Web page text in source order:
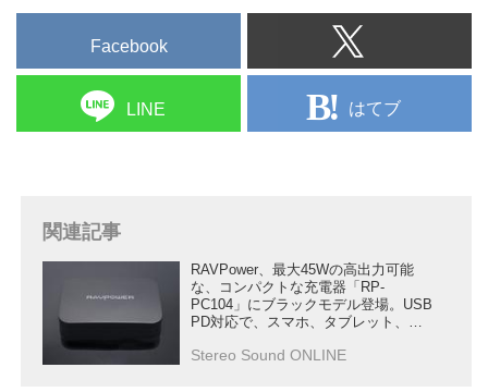
Facebook
LINE はてブ
関連記事
RAVPower、最大45Wの高出力可能
な、コンパクトな充電器「RP-
PC104」にブラックモデル登場。USB
PD対応で、スマホ、タブレット、ノ
Stereo Sound ONLINE